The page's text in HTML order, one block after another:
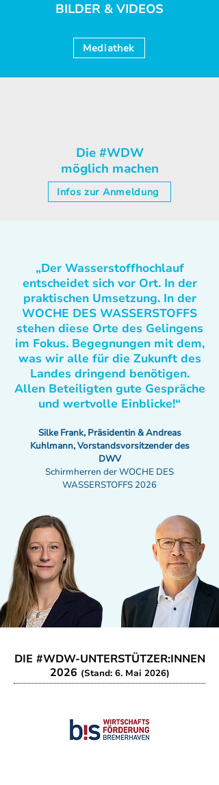
BILDER & VIDEOS
Mediathek
Die #WDW
möglich machen
Infos zur Anmeldung
„Der Wasserstoffhochlauf
entscheidet sich vor Ort. In der
praktischen Umsetzung. In der
WOCHE DES WASSERSTOFFS
stehen diese Orte des Gelingens
im Fokus. Begegnungen mit dem,
was wir alle für die Zukunft des
Landes dringend benötigen.
Allen Beteiligten gute Gespräche
und wertvolle Einblicke!“
Silke Frank, Präsidentin & Andreas
Kuhlmann, Vorstandsvorsitzender des
DWV
Schirmherren der WOCHE DES
WASSERSTOFFS 2026
DIE #WDW-UNTERSTÜTZER:INNEN
2026 (Stand: 6. Mai 2026)